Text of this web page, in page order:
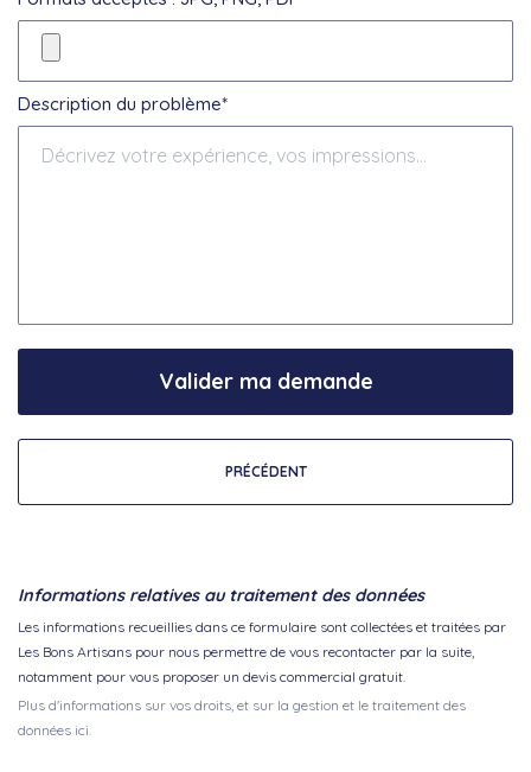
Description du problème*
PRÉCÉDENT
Valider ma demande
Informations relatives au traitement des données
Les informations recueillies dans ce formulaire sont collectées et traitées par
Les Bons Artisans pour nous permettre de vous recontacter par la suite,
notamment pour vous proposer un devis commercial gratuit.
Plus d'informations sur vos droits, et sur la gestion et le traitement des
données ici.